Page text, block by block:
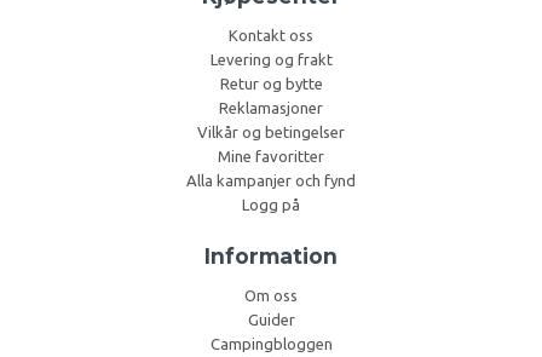
Kontakt oss
Levering og frakt
Retur og bytte
Reklamasjoner
Vilkår og betingelser
Mine favoritter
Alla kampanjer och fynd
Logg på
Information
Om oss
Guider
Campingbloggen